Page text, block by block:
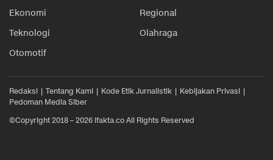
Ekonomi
Regional
Teknologi
Olahraga
Otomotif
Redaksi Tentang Kami Kode Etik Jurnalistik
Kebijakan Privasi
Pedoman Media Siber
©Copyright 2018 – 2026 ifakta.co All Rights Reserved